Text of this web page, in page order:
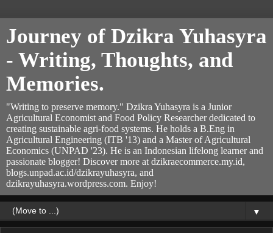
Journey of Dzikra Yuhasyra
- Writing, Thoughts, and
Memories.
"Writing to preserve memory." Dzikra Yuhasyra is a Junior
Agricultural Economist and Food Policy Researcher dedicated to
creating sustainable agri-food systems. He holds a B.Eng in
Agricultural Engineering (ITB '13) and a Master of Agricultural
Economics (UNPAD '23). He is an Indonesian lifelong learner and
passionate blogger! Discover more at dzikraecommerce.my.id,
blogs.unpad.ac.id/dzikrayuhasyra, and
dzikrayuhasyra.wordpress.com. Enjoy!
▼